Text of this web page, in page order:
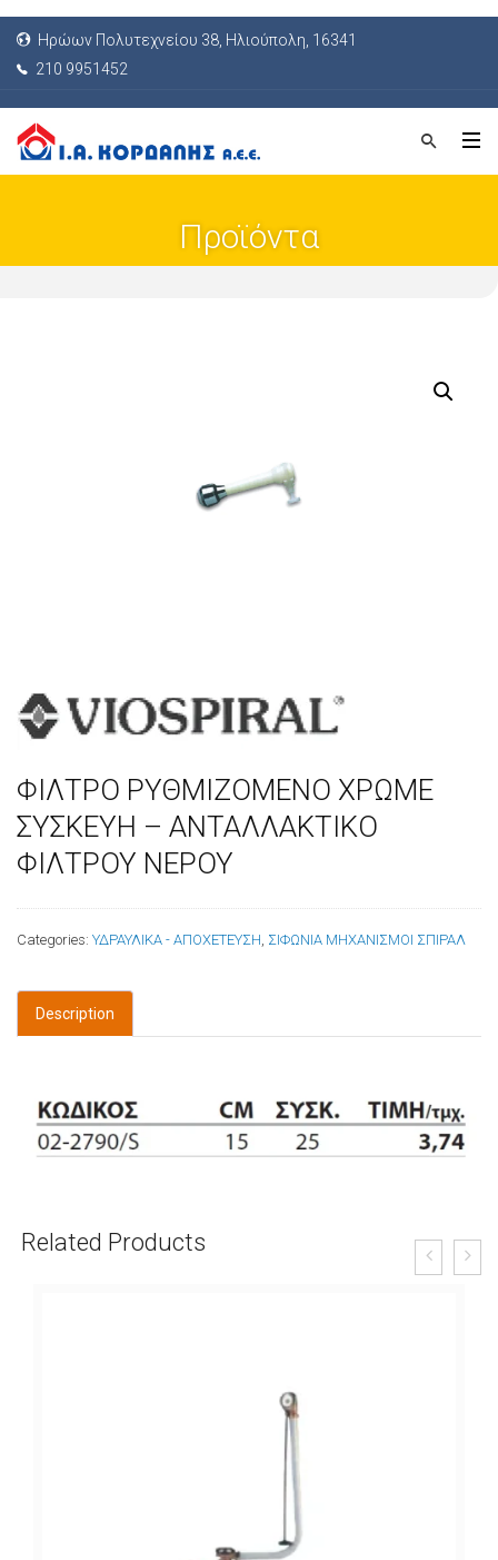
Ηρώων Πολυτεχνείου 38, Ηλιούπολη, 16341
210 9951452
Προϊόντα
ΦΙΛΤΡΟ ΡΥΘΜΙΖΟΜΕΝΟ ΧΡΩΜΕ
ΣΥΣΚΕΥΗ – ΑΝΤΑΛΛΑΚΤΙΚΟ
ΦΙΛΤΡΟΥ ΝΕΡΟΥ
Categories: ΥΔΡΑΥΛΙΚΑ - ΑΠΟΧΕΤΕΥΣΗ ΣΙΦΩΝΙΑ ΜΗΧΑΝΙΣΜΟΙ ΣΠΙΡΑΛ
Description
Related Products